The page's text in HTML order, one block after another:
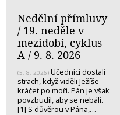
Nedělní přímluvy
/ 19. neděle v
mezidobí, cyklus
A / 9. 8. 2026
(5. 8. 2026) Učedníci dostali
strach, když viděli Ježíše
kráčet po moři. Pán je však
povzbudil, aby se nebáli.
[1] S důvěrou v Pána,…